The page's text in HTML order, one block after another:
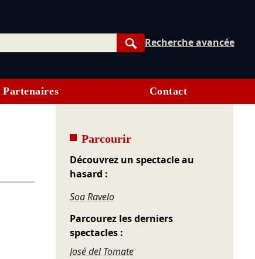
Rechercher
Recherche avancée
Partenaires Contact
Parcourir
Découvrez un spectacle au
hasard :
Soa Ravelo
Parcourez les derniers
spectacles :
José del Tomate